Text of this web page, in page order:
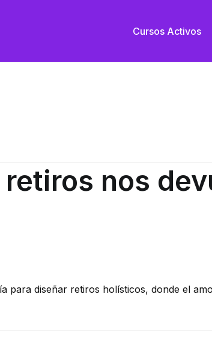
Cursos Activos
nos
para diseñar retiros holísticos, donde el